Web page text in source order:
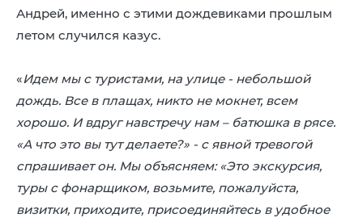
Андрей, именно с этими дождевиками прошлым
летом случился казус.
«Идем мы с туристами, на улице - небольшой
дождь. Все в плащах, никто не мокнет, всем
хорошо. И вдруг навстречу нам – батюшка в рясе.
«А что это вы тут делаете?» - с явной тревогой
спрашивает он. Мы объясняем: «Это экскурсия,
туры с фонарщиком, возьмите, пожалуйста,
визитки, приходите, присоединяйтесь в удобное